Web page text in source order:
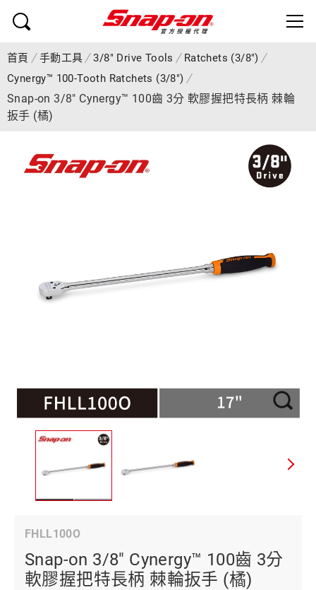
首頁 手動工具 3/8" Drive Tools
Ratchets (3/8")
Cynergy™ 100-Tooth Ratchets (3/8")
Snap-on 3/8" Cynergy™ 100齒 3分 軟膠握把特長柄 棘輪
扳手 (橘)
FHLL100O
Snap-on 3/8" Cynergy™ 100齒 3分
軟膠握把特長柄 棘輪扳手 (橘)